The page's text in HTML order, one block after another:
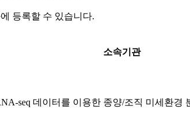
등록할 수 있습니다.
소속기관
seq 데이터를 이용한 종양/조직 미세환경